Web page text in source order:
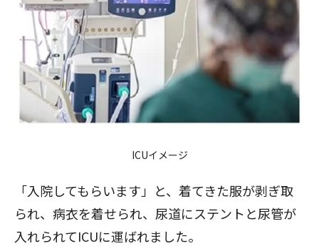
ICUイメージ
「入院してもらいます」と、着てきた服が剥ぎ取
られ、病衣を着せられ、尿道にステントと尿管が
入れられてICUに運ばれました。